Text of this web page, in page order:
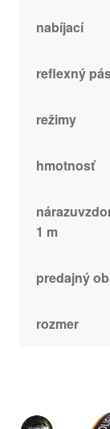
nabíjací
reflexný
režimy
hmotnosť
1 m
predajný
rozmer